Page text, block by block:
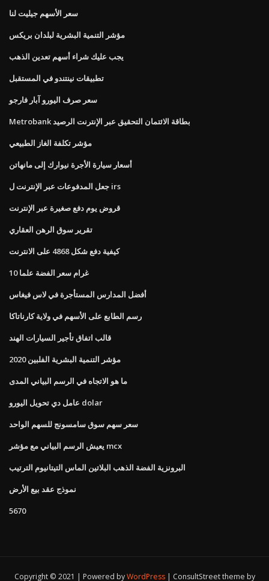
سعر الأسهم جيليت لنا
مؤشر التنمية البشرية لبلدان بريكس
يجب عليك شراء أسهم تعدين الذهب
تطبيقات نينتندو في المستقبل
سعر صرف اليورو آبار فارجو
Metrobank بطاقة الائتمان التحقيق عبر الإنترنت الرصيد
مؤشر تكلفة الغاز الطبيعي
أسعار سيارة الأجرة نيوارك إلى مانهاتن
جعل المدفوعات عبر الإنترنت ل irs
قروض يوم دفع صغيرة عبر الإنترنت
تقرير سوق الرهن العقاري
كيفية دفع شكل 4868 على الانترنت
10 غرام سعر الفضة علما
أفضل المدارس المستأجرة في لاس فيغاس
رسم الطابع على الأسهم في ولاية كارناتاكا
قالب اتفاق تأجير السيارات الهند
مؤشر التنمية البشرية الفلبين 2020
ما هو الاتجاه في الرسم البياني المدى
عامل دي تحويل اليورو dolar
سعر سهم سوق سامسونج للسهم الواحد
يعيش الرسم البياني مع مؤشر mcx
البرونزية الفضة الذهب البلاتين الماس التيتانيوم الترتيب
نموذج عقد بيع الأرض
5670
Copyright © 2021 | Powered byWordPress ConsultStreet theme by